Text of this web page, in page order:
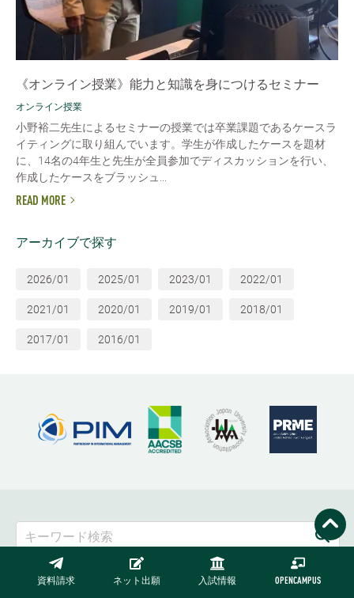
資料請求 ネット出願 入試情報 OPENCAMPUS
《オンライン授業》能力と知識を身につけるセミナー
オンライン授業
小野裕二先生によるセミナーの授業では卒業課題であるケースラ
イティングに取り組んでいます。学生が作成したケースを題材
に、14名の4年生と先生が全員参加でディスカッションを行い、
作成したケースをブラッシュ...
READ MORE
アーカイブで探す
2026/01 2025/01 2023/01 2022/01
2021/01 2020/01 2019/01 2018/01
2017/01 2016/01
よく検索されているキーワード：